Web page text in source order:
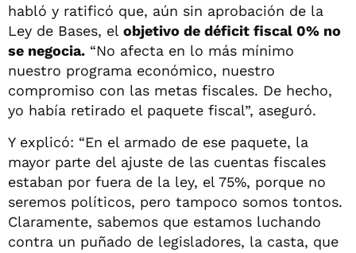
habló y ratificó que, aún sin aprobación de la
Ley de Bases, el objetivo de déficit fiscal 0% no
se negocia. “No afecta en lo más mínimo
nuestro programa económico, nuestro
compromiso con las metas fiscales. De hecho,
yo había retirado el paquete fiscal”, aseguró.
Y explicó: “En el armado de ese paquete, la
mayor parte del ajuste de las cuentas fiscales
estaban por fuera de la ley, el 75%, porque no
seremos políticos, pero tampoco somos tontos.
Claramente, sabemos que estamos luchando
contra un puñado de legisladores, la casta, que